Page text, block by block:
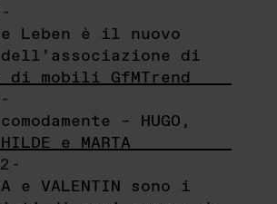
Leben è il nuovo
di
di mobili GfMTrend
– HUGO,
e MARTA
-
e VALENTIN sono i